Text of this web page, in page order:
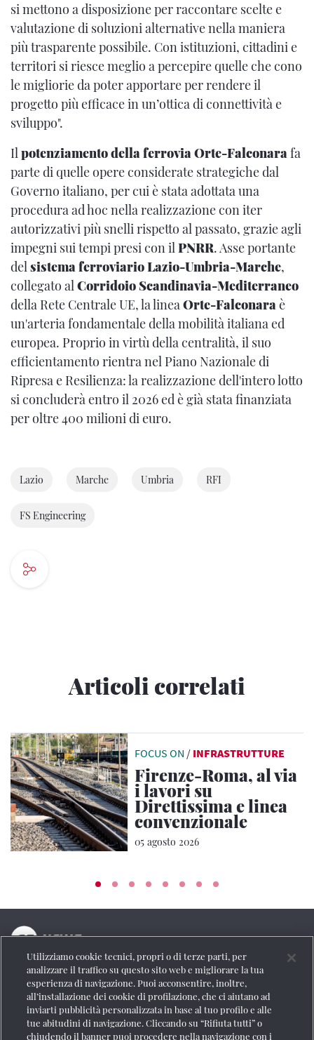
si mettono a disposizione per raccontare scelte e
valutazione di soluzioni alternative nella maniera
più trasparente possibile. Con istituzioni, cittadini e
territori si riesce meglio a percepire quelle che cono
le migliorie da poter apportare per rendere il
progetto più efficace in un’ottica di connettività e
sviluppo".
Ilpotenziamento della ferrovia Orte-Falconarafa
parte di quelle opere considerate strategiche dal
Governo italiano, per cui è stata adottata una
procedura ad hoc nella realizzazione con iter
autorizzativi più snelli rispetto al passato, grazie agli
impegni sui tempi presi con ilPNRR. Asse portante
delsistema ferroviario Lazio-Umbria-Marche,
collegato alCorridoio Scandinavia-Mediterraneo
della Rete Centrale UE, la lineaOrte-Falconaraè
un'arteria fondamentale della mobilità italiana ed
europea. Proprio in virtù della centralità, il suo
efficientamento rientra nel Piano Nazionale di
Ripresa e Resilienza: la realizzazione dell'intero lotto
si concluderà entro il 2026 ed è già stata finanziata
per oltre 400 milioni di euro.
Lazio Marche Umbria RFI
FS Engineering
Articoli correlati
FOCUS ON / INFRASTRUTTURE
Firenze-Roma, al via
i lavori su
Direttissima e linea
convenzionale
05 agosto 2026
La testata online del Gruppo FS Italiane
Social
Utilizziamo cookie tecnici, propri o di terze parti, per
analizzare il traffico su questo sito web e migliorare la tua
esperienza di navigazione. Puoi acconsentire, inoltre,
all’installazione dei cookie di profilazione, che ci aiutano ad
inviarti pubblicità personalizzata in base al tuo profilo e alle
tue abitudini di navigazione. Cliccando su “Rifiuta tutti” o
chiudendo il banner puoi procedere nella navigazione con i